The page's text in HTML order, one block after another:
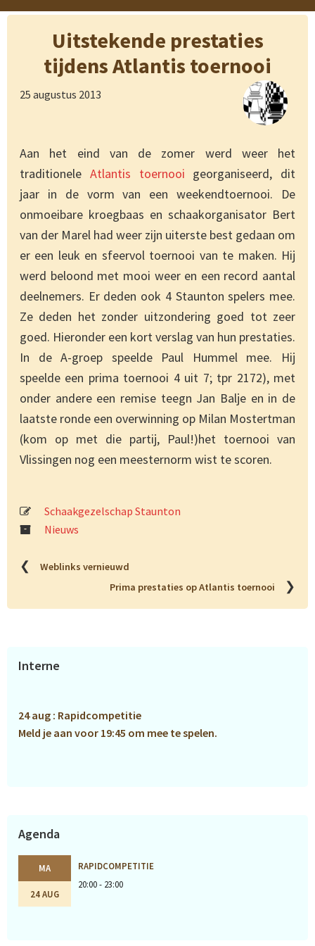
Uitstekende prestaties
tijdens Atlantis toernooi
25 augustus 2013
Aan het eind van de zomer werd weer het
traditionele Atlantis toernooi georganiseerd, dit
jaar in de vorm van een weekendtoernooi. De
onmoeibare kroegbaas en schaakorganisator Bert
van der Marel had weer zijn uiterste best gedaan om
er een leuk en sfeervol toernooi van te maken. Hij
werd beloond met mooi weer en een record aantal
deelnemers. Er deden ook 4 Staunton spelers mee.
Ze deden het zonder uitzondering goed tot zeer
goed. Hieronder een kort verslag van hun prestaties.
In de A-groep speelde Paul Hummel mee. Hij
speelde een prima toernooi 4 uit 7; tpr 2172), met
onder andere een remise teegn Jan Balje en in de
laatste ronde een overwinning op Milan Mostertman
(kom op met die partij, Paul!)het toernooi van
Vlissingen nog een meesternorm wist te scoren.
Schaakgezelschap Staunton
Nieuws
❮
Weblinks vernieuwd
Prima prestaties op Atlantis toernooi
❯
Primaire
Interne
24 aug : Rapidcompetitie
Meld je aan voor 19:45 om mee te spelen.
Agenda
MA
24 AUG
RAPIDCOMPETITIE
20:00 - 23:00